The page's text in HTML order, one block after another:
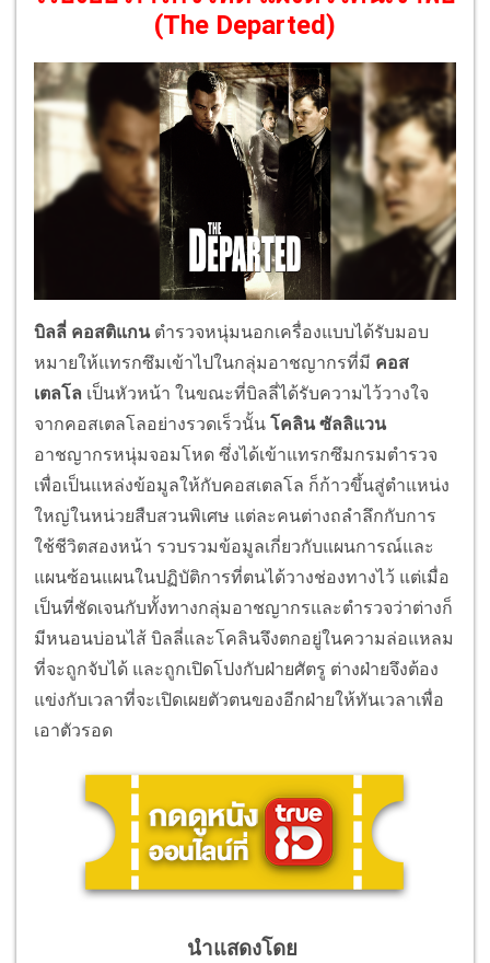
(The Departed)
บิลลี่ คอสติแกนตำรวจหนุ่มนอกเครื่องแบบได้รับมอบ
หมายให้แทรกซึมเข้าไปในกลุ่มอาชญากรที่มี คอส
เตลโล เป็นหัวหน้า ในขณะที่บิลลี่ได้รับความไว้วางใจ
จากคอสเตลโลอย่างรวดเร็วนั้น โคลิน ซัลลิแวน
อาชญากรหนุ่มจอมโหด ซึ่งได้เข้าแทรกซึมกรมตำรวจ
เพื่อเป็นแหล่งข้อมูลให้กับคอสเตลโล ก็ก้าวขึ้นสู่ตำแหน่ง
ใหญ่ในหน่วยสืบสวนพิเศษ แต่ละคนต่างถลำลึกกับการ
ใช้ชีวิตสองหน้า รวบรวมข้อมูลเกี่ยวกับแผนการณ์และ
แผนซ้อนแผนในปฏิบัติการที่ตนได้วางช่องทางไว้ แต่เมื่อ
เป็นที่ชัดเจนกับทั้งทางกลุ่มอาชญากรและตำรวจว่าต่างก็
มีหนอนบ่อนไส้ บิลลี่และโคลินจึงตกอยู่ในความล่อแหลม
ที่จะถูกจับได้ และถูกเปิดโปงกับฝ่ายศัตรู ต่างฝ่ายจึงต้อง
แข่งกับเวลาที่จะเปิดเผยตัวตนของอีกฝ่ายให้ทันเวลาเพื่อ
เอาตัวรอด
นำแสดงโดย